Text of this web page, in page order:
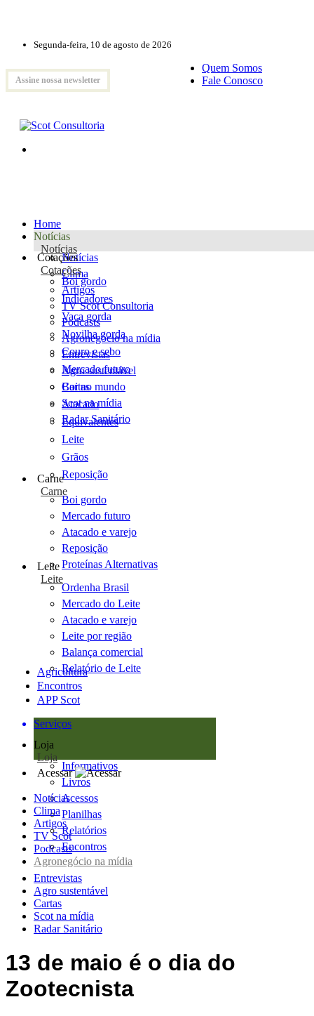
Segunda-feira, 10 de agosto de 2026
Assine nossa newsletter
Quem Somos
Fale Conosco
Home
Notícias
Notícias
Notícias
Clima
Artigos
TV Scot Consultoria
Podcasts
Agronegócio na mídia
Entrevistas
Agro sustentável
Cartas
Scot na mídia
Radar Sanitário
Cotações
Cotações
Boi gordo
Indicadores
Vaca gorda
Novilha gorda
Couro e sebo
Mercado futuro
Boi no mundo
Atacado
Equivalentes
Leite
Grãos
Reposição
Carne
Carne
Boi gordo
Mercado futuro
Atacado e varejo
Reposição
Proteínas Alternativas
Leite
Leite
Ordenha Brasil
Mercado do Leite
Atacado e varejo
Leite por região
Balança comercial
Relatório de Leite
Agricultura
Encontros
APP Scot
Serviços
Loja
Loja
Informativos
Livros
Acessos
Planilhas
Relatórios
Encontros
Acessar
Notícias
Clima
Artigos
TV Scot
Podcasts
Agronegócio na mídia
Entrevistas
Agro sustentável
Cartas
Scot na mídia
Radar Sanitário
13 de maio é o dia do
Zootecnista